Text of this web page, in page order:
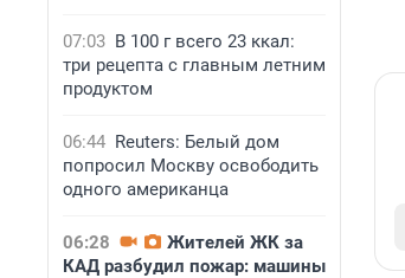
07:03 В 100 г всего 23 ккал:
три рецепта с главным летним
продуктом
06:44 Reuters: Белый дом
попросил Москву освободить
одного американца
06:28
Жителей ЖК за
КАД разбудил пожар: машины